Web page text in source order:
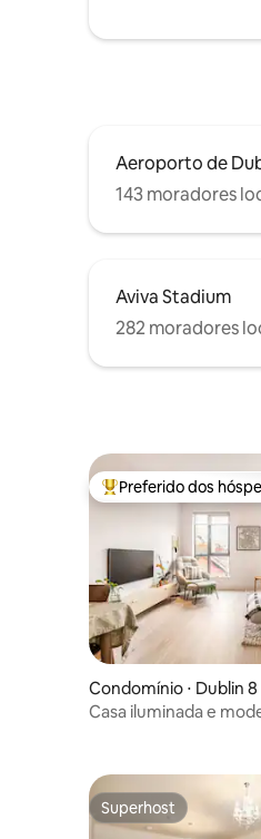
animais de estimação
Aeroporto de
143 moradores
Aviva Stadium
282 moradores
Entre os melhores
Preferido dos
Condomínio ⋅ Dublin 8
Casa iluminada e
Superhost
Superhost